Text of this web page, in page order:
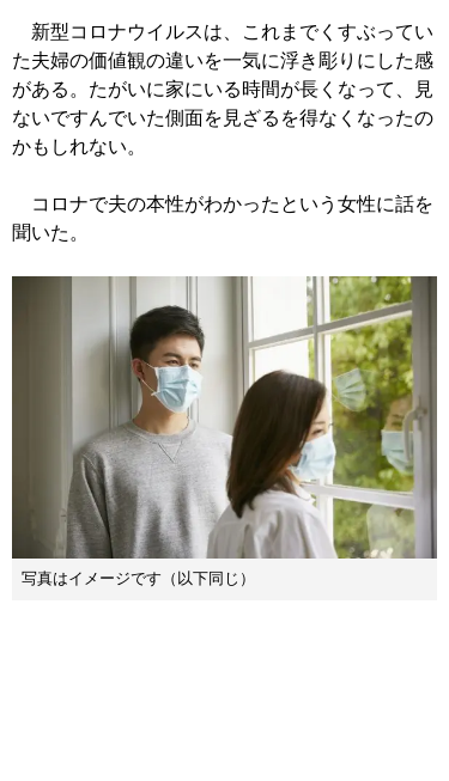
新型コロナウイルスは、これまでくすぶってい
た夫婦の価値観の違いを一気に浮き彫りにした感
がある。たがいに家にいる時間が長くなって、見
ないですんでいた側面を見ざるを得なくなったの
かもしれない。
コロナで夫の本性がわかったという女性に話を
聞いた。
写真はイメージです（以下同じ）